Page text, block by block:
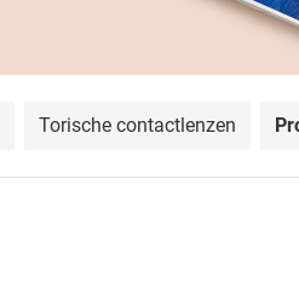
Torische contactlenzen